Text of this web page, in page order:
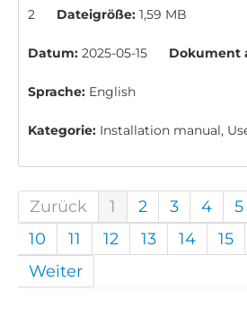
2
Dateigröße: 1,59 MB
Datum: 2025-05-15 Dokument
Sprache: English
Kategorie: Installation manual,
Zurück 1 2 3 4 5
10
11 12 13 14 15
Weiter